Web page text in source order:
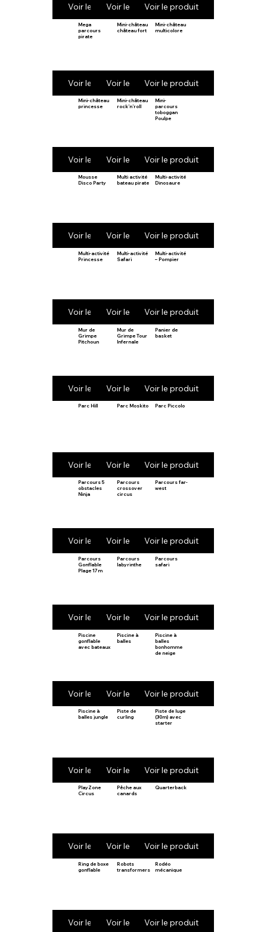
Voir le produitVoir le produitVoir le produit
Mega
parcours
pirate
Voir le produit
Mini-château
château fort
Voir le produit
Mini-château
multicolore
Voir le produit
Mini-château
princesse
Voir le produit
Mini-château
rock’n’roll
Voir le produit
Mini-
parcours
toboggan
Poulpe
Voir le produit
Mousse
Disco Party
Voir le produit
Multi activité
bateau pirate
Voir le produit
Multi-activité
Dinosaure
Voir le produit
Multi-activité
Princesse
Voir le produit
Multi-activité
Safari
Voir le produit
Multi-activité
– Pompier
Voir le produit
Mur de
Grimpe
Pitchoun
Voir le produit
Mur de
Grimpe Tour
Infernale
Voir le produit
Panier de
basket
Voir le produit
Parc Hill
Voir le produit
Parc Moskito
Voir le produit
Parc Piccolo
Voir le produit
Parcours 5
obstacles
Ninja
Voir le produit
Parcours
crossover
circus
Voir le produit
Parcours far-
west
Voir le produit
Parcours
Gonflable
Plage 17m
Voir le produit
Parcours
labyrinthe
Voir le produit
Parcours
safari
Voir le produit
Piscine
gonflable
avec bateaux
Voir le produit
Piscine à
balles
Voir le produit
Piscine à
balles
bonhomme
de neige
Voir le produit
Piscine à
balles jungle
Voir le produit
Piste de
curling
Voir le produit
Piste de luge
(30m) avec
starter
Voir le produit
PlayZone
Circus
Voir le produit
Pêche aux
canards
Voir le produit
Quarterback
Voir le produit
Ring de boxe
gonflable
Voir le produit
Robots
transformers
Voir le produit
Rodéo
mécanique
Voir le produit